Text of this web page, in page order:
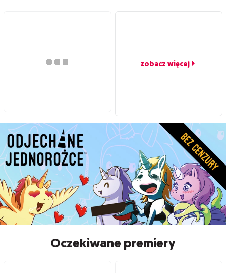
zobacz więcej
Oczekiwane premiery